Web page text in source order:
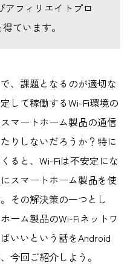
アフィリエイトプロ
ています。
、課題となるのが適切な
して稼働するWi-Fi環境の
マートホーム製品の通信
りしないだろうか？特に
ると、Wi-Fiは不安定にな
スマートホーム製品を使
その解決策の一つとし
ーム製品のWi-Fiネットワ
いいという話をAndroid
今回ご紹介しよう。